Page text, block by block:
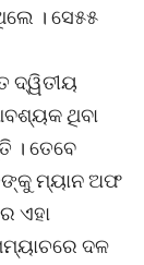
। ସେ୫୫
ଦ୍ୱିତୀୟ
ଥିବା
। ତେବେ
ମ୍ୟାନ ଅଫ
ଏହା
ଦଳ